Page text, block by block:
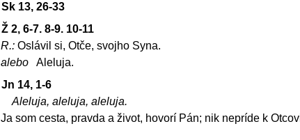
Sk 13, 26-33
Ž 2, 6-7. 8-9. 10-11
R.: Oslávil si, Otče, svojho Syna.
alebo
Aleluja.
Jn 14, 1-6
Aleluja, aleluja, aleluja.
Ja som cesta, pravda a život, hovorí Pán; nik nepríde k